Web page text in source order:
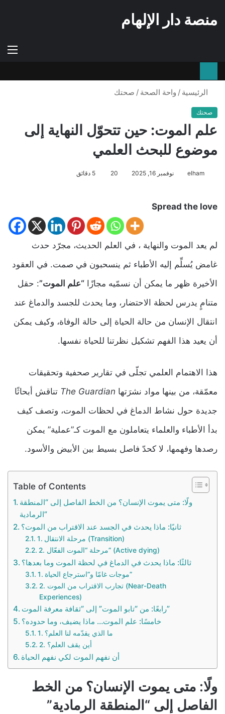
الوضع
إستعراض
التسوق
منصة دار الإلهام
الرئيسية / واحة الصحة / صحتك
صحتك
علم الموت: حين تتحوّل النهاية إلى
موضوع للبحث العلمي
elham نوفمبر 16, 2025 20
Spread the love
لم يعد الموت والنهاية ، في العلم الحديث، مجرّد حدث
غامض يُسلِّم إليه الأطباء ثم ينسحبون في صمت. في العقود
الأخيرة ظهر ما يمكن أن نسمّيه مجازًا “علم الموت”: حقل
متنامٍ يدرس لحظة الاحتضار، وما يحدث للجسد والدماغ عند
انتقال الإنسان من حالة الحياة إلى حالة الوفاة، وكيف يمكن
أن يعيد هذا الفهم تشكيل نظرتنا للحياة نفسها.
هذا الاهتمام العلمي تجلّى في تقارير صحفية وتحقيقات
معمّقة، من بينها مواد نشرَتها The Guardian تناقش أبحاثًا
جديدة حول نشاط الدماغ في لحظات الموت، وتصف كيف
بدأ الأطباء والعلماء يتعاملون مع الموت كـ”عملية” يمكن
رصدها وفهمها، لا كحدّ فاصل بسيط بين الأبيض والأسود.
Table of Contents
ولًا: متى يموت الإنسان؟ من الخط الفاصل إلى “المنطقة
الرمادية”
ثانيًا: ماذا يحدث في الجسد عند الاقتراب من الموت؟
1. مرحلة الانتقال (Transition)
2. مرحلة “الموت الفعّال” (Active dying)
ثالثًا: ماذا يحدث في الدماغ في لحظة الموت وما بعدها؟
1. موجات غامّا و”استرجاع الحياة”
2. تجارب الاقتراب من الموت (Near-Death
Experiences)
رابعًا: من “تابو الموت” إلى “ثقافة معرفة الموت”
خامسًا: علم الموت… ماذا يضيف، وما حدوده؟
1. ما الذي يقدّمه لنا العلم؟
2. أين يقف العلم؟
أن نفهم الموت لكي نفهم الحياة
ولًا: متى يموت الإنسان؟ من الخط
الفاصل إلى “المنطقة الرمادية”